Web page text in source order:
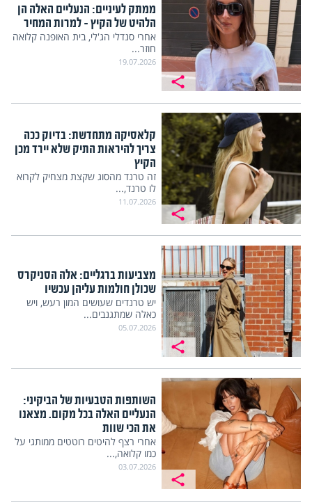
ממתק לעיניים: הנעליים האלה הן
הלהיט של הקיץ – למרות המחיר
אחרי סנדלי הג'לי, בית האופנה קלואה
חוזר...
19.07.2026
קלאסיקה מתחדשת: בדיוק ככה
צריך להיראות התיק שלא יירד מכן
הקיץ
זה טרנד מהסוג שקצת מצחיק לקרוא
לו טרנד,...
11.07.2026
מצביעות ברגליים: אלה הסניקרס
שכולן חולמות עליהן עכשיו
יש טרנדים שעושים המון רעש, ויש
כאלה שמתגנבים...
05.07.2026
השותפות הטבעיות של הביקיני:
הנעליים האלה בכל מקום. מצאנו
את הכי שוות
אחרי רצף להיטים רוטטים ממותגי על
כמו קלואה,...
03.07.2026